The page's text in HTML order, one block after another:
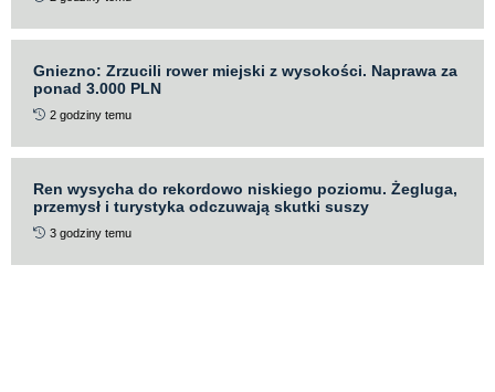
Gniezno: Zrzucili rower miejski z wysokości. Naprawa za
ponad 3.000 PLN
2 godziny temu
Ren wysycha do rekordowo niskiego poziomu. Żegluga,
przemysł i turystyka odczuwają skutki suszy
3 godziny temu